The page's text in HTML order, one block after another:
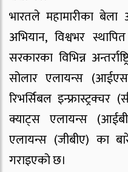
भारतले महामारीका बेला
अभियान, विश्वभर
सरकारका विभिन्न
सोलार एलायन्स
रिभर्सिबल
क्याट्स एलायन्स
एलायन्स (जीबीए) का
गराइएको छ।